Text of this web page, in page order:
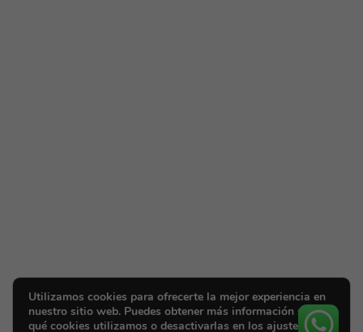
Utilizamos cookies para ofrecerte la mejor experiencia en
nuestro sitio web. Puedes obtener más información sobre
qué cookies utilizamos o desactivarlas en los ajustes.